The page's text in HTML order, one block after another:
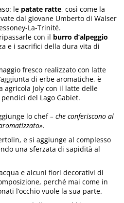
le patate ratte, così come la
dal giovane Umberto di Walser
La-Trinité.
con il burro d’alpeggio
e i sacrifici della dura vita di
fresco realizzato con latte
di erbe aromatiche, è
agricola Joly con il latte delle
del Lago Gabiet.
lo chef– che conferiscono al
.
e si aggiunge al complesso
una sferzata di sapidità al
e alcuni fiori decorativi di
perché mai come in
l’occhio vuole la sua parte.